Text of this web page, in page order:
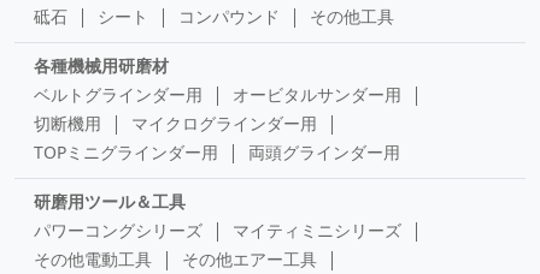
砥石
シート コンパウンド その他工具
各種機械用研磨材
ベルトグラインダー用
オービタルサンダー用
切断機用
マイクログラインダー用
TOPミニグラインダー用
両頭グラインダー用
研磨用ツール＆工具
パワーコングシリーズ
マイティミニシリーズ
その他電動工具
その他エアー工具